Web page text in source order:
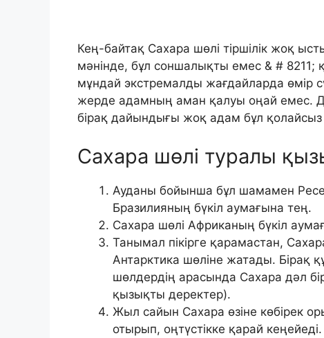
Кең-байтақ Сахара шөлі тіршілік жоқ
мәнінде, бұл соншалықты емес & # 8211;
мұндай экстремалды жағдайларда өмір
жерде адамның аман қалуы оңай емес.
бірақ дайындығы жоқ адам бұл қолайсыз
Сахара шөлі туралы
Ауданы бойынша бұл шамамен
Бразилияның бүкіл аумағына тең.
Сахара шөлі Африканың бүкіл
Танымал пікірге қарамастан,
Антарктика шөліне жатады. Бірақ
шөлдердің арасында Сахара дәл
қызықты деректер).
Жыл сайын Сахара өзіне көбірек
отырып, оңтүстікке қарай кеңейеді.